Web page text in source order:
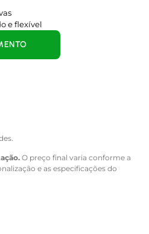
e flexível
O preço final varia conforme a
e as especificações do